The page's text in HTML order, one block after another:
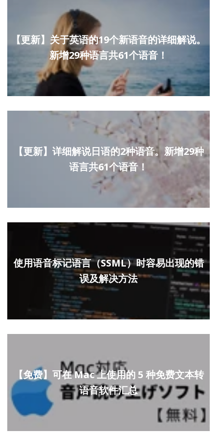
【更新】关于英语的19个新语音的详细解说。
新增29种语言共61个语音！
【更新】详细解说日语的2种语音。新增29种
语言共61个语音！
使用语音标记语言（SSML）时容易出现的错
误及解决方法
【免费】可在 Mac 上使用的 5 种免费文本转
语音软件汇总